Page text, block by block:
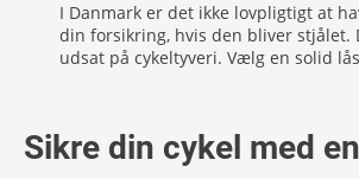
I Danmark er det ikke lovpligtigt at
din forsikring, hvis den bliver stjålet.
udsat på cykeltyveri. Vælg en solid
Sikre din cykel med